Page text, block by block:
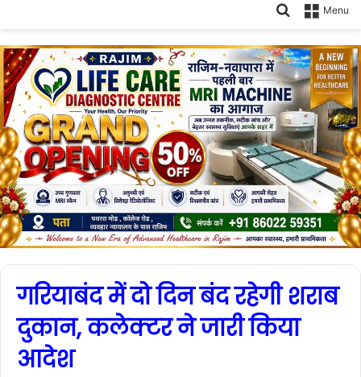
Menu
Search
गरियाबंद में दो दिन बंद रहेगी शराब
दुकान, कलेक्टर ने जारी किया
आदेश